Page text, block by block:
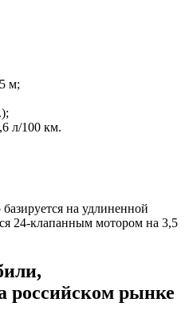
м;
л/100 км.
на удлиненной
24-клапанным мотором на 3,5
российском рынке